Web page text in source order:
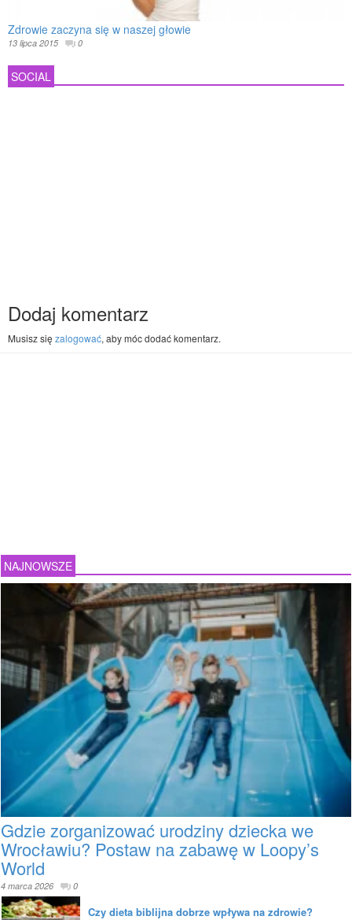
Zdrowie zaczyna się w naszej głowie
13 lipca 2015 0
SOCIAL
Dodaj komentarz
Musisz się zalogować, aby móc dodać komentarz.
NAJNOWSZE
Gdzie zorganizować urodziny dziecka we
Wrocławiu? Postaw na zabawę w Loopy’s
World
4 marca 2026 0
Czy dieta biblijna dobrze wpływa na zdrowie?